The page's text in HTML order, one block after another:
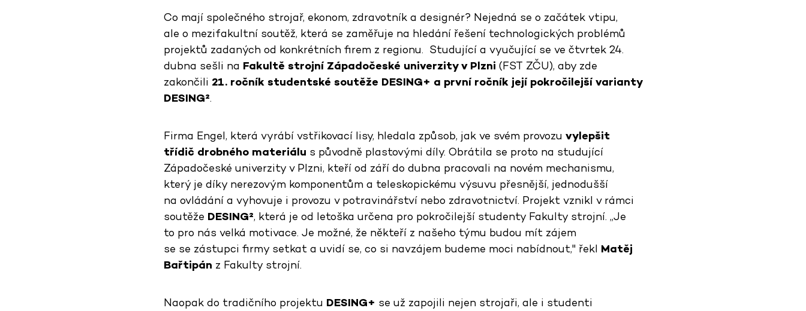
Co mají společného strojař, ekonom, zdravotník a designér? Nejedná se o začátek vtipu,
ale o mezifakultní soutěž, která se zaměřuje na hledání řešení technologických problémů
projektů zadaných od konkrétních firem z regionu. Studující a vyučující se ve čtvrtek 24.
dubna sešli na Fakultě strojní Západočeské univerzity v Plzni (FST ZČU), aby zde
zakončili 21. ročník studentské soutěže DESING+ a první ročník její pokročilejší varianty
DESING².
Firma Engel, která vyrábí vstřikovací lisy, hledala způsob, jak ve svém provozu vylepšit
třídič drobného materiálu s původně plastovými díly. Obrátila se proto na studující
Západočeské univerzity v Plzni, kteří od září do dubna pracovali na novém mechanismu,
který je díky nerezovým komponentům a teleskopickému výsuvu přesnější, jednodušší
na ovládání a vyhovuje i provozu v potravinářství nebo zdravotnictví. Projekt vznikl v rámci
soutěže DESING², která je od letoška určena pro pokročilejší studenty Fakulty strojní. „Je
to pro nás velká motivace. Je možné, že někteří z našeho týmu budou mít zájem
se se zástupci firmy setkat a uvidí se, co si navzájem budeme moci nabídnout," řekl Matěj
Bařtipán z Fakulty strojní.
Naopak do tradičního projektu DESING+ se už zapojili nejen strojaři, ale i studenti